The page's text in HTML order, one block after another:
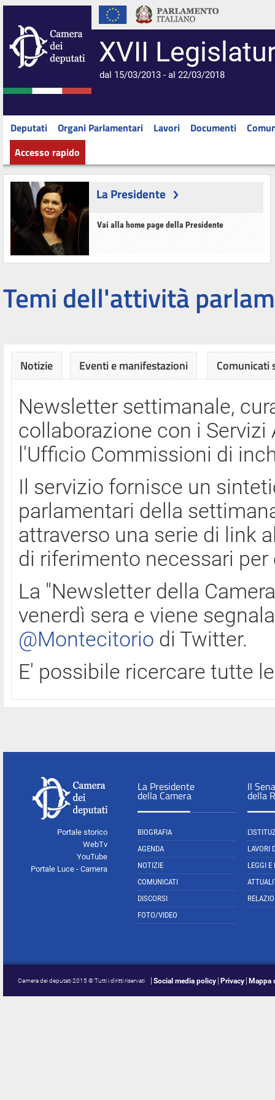
XVII
dal 15/03/2013 - al 22/03/2018
Deputati Organi Parlamentari Lavori Documenti
Accesso rapido
La Presidente
Vai alla home page della Presidente
Temi dell'attività
Notizie Eventi e manifestazioni Comunicati
Newsletter settimanale,
collaborazione con i
l'Ufficio Commissioni di
Il servizio fornisce un
parlamentari della
attraverso una serie di link
di riferimento necessari
La "Newsletter della
venerdì sera e viene
@Montecitorio di Twitter.
E' possibile ricercare tutte
Portale storico
WebTv
YouTube
Portale Luce - Camera
La Presidente
della Camera
BIOGRAFIA
AGENDA
NOTIZIE
COMUNICATI
DISCORSI
FOTO/VIDEO
Il
della
LAVORI
LEGGI E
Camera dei deputati 2015 © Tutti i diritti riservati Social media policy Privacy Mappa